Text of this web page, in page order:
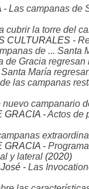
- Las campanas de
cubrir la torre del
CULTURALES -
de ... Santa
de Gracia
María
las campanas
nuevo campanario
GRACIA -Actos de
GRACIA -
y lateral (2020)
- Las